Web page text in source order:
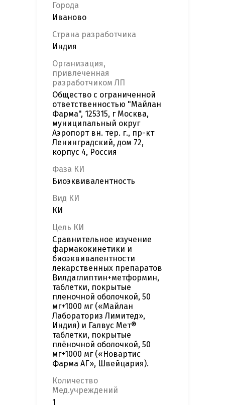
Города
Иваново
Страна разработчика
Индия
Организация,
привлеченная
разработчиком ЛП
Общество с ограниченной
ответственностью "Майлан
Фарма", 125315, г Москва,
муниципальный округ
Аэропорт вн. тер. г., пр-кт
Ленинградский, дом 72,
корпус 4, Россия
Фаза КИ
Биоэквивалентность
Вид КИ
КИ
Цель КИ
Сравнительное изучение
фармакокинетики и
биоэквивалентности
лекарственных препаратов
Вилдаглиптин+метформин,
таблетки, покрытые
пленочной оболочкой, 50
мг+1000 мг («Майлан
Лабораториз Лимитед»,
Индия) и Галвус Мет®
таблетки, покрытые
плёночной оболочкой, 50
мг+1000 мг («Новартис
Фарма АГ», Швейцария).
Количество
Мед.учреждений
1